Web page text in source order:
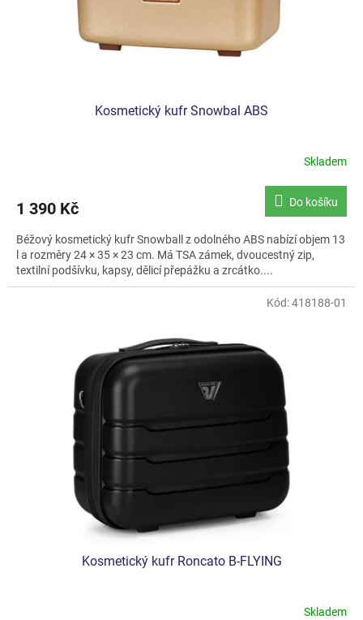
Kosmetický kufr Snowbal ABS
Skladem
1 390 Kč Do košíku
Béžový kosmetický kufr Snowball z odolného ABS nabízí objem 13
l a rozměry 24 × 35 × 23 cm. Má TSA zámek, dvoucestný zip,
textilní podšívku, kapsy, dělicí přepážku a zrcátko....
Kosmetický kufr Roncato B-FLYING
Skladem
Kód:418188-01